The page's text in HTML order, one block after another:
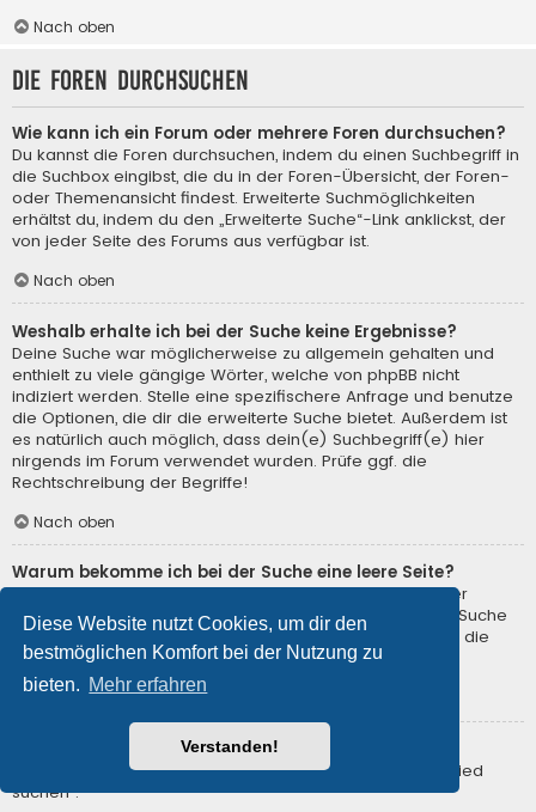
Diese Website nutzt Cookies, um dir den
bestmöglichen Komfort bei der Nutzung zu
bieten. Mehr erfahren
Verstanden!
Nach oben
Die Foren durchsuchen
Wie kann ich ein Forum oder mehrere Foren durchsuchen?
Du kannst die Foren durchsuchen, indem du einen Suchbegriff in
die Suchbox eingibst, die du in der Foren-Übersicht, der Foren-
oder Themenansicht findest. Erweiterte Suchmöglichkeiten
erhältst du, indem du den „Erweiterte Suche“-Link anklickst, der
von jeder Seite des Forums aus verfügbar ist.
Nach oben
Weshalb erhalte ich bei der Suche keine Ergebnisse?
Deine Suche war möglicherweise zu allgemein gehalten und
enthielt zu viele gängige Wörter, welche von phpBB nicht
indiziert werden. Stelle eine spezifischere Anfrage und benutze
die Optionen, die dir die erweiterte Suche bietet. Außerdem ist
es natürlich auch möglich, dass dein(e) Suchbegriff(e) hier
nirgends im Forum verwendet wurden. Prüfe ggf. die
Rechtschreibung der Begriffe!
Nach oben
Warum bekomme ich bei der Suche eine leere Seite?
Deine Suche lieferte zu viele Ergebnisse, somit konnte der
Webserver sie nicht verarbeiten. Benutze die erweiterte Suche
und gib spezifischere Suchbegriffe ein oder beschränke die
Suche auf verschiedene Unterforen.
Nach oben
Wie kann ich nach Mitgliedern suchen?
Gehe zur Mitgliederliste und klicke auf „Nach einem Mitglied
suchen“.